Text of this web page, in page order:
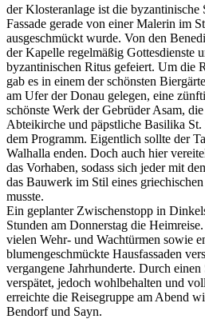
der Klosteranlage ist die
Fassade gerade von einer Malerin im
ausgeschmückt wurde. Von den
der Kapelle regelmäßig Gottesdienste
byzantinischen Ritus gefeiert. Um die
gab es in einem der schönsten
am Ufer der Donau gelegen, eine
schönste Werk der Gebrüder Asam,
Abteikirche und päpstliche Basilika St.
dem Programm. Eigentlich sollte der
Walhalla enden. Doch auch hier
das Vorhaben, sodass sich jeder mit
das Bauwerk im Stil eines
musste.
Ein geplanter Zwischenstopp in
Stunden am Donnerstag die
vielen Wehr- und Wachtürmen sowie
blumengeschmückte Hausfassaden
vergangene Jahrhunderte. Durch
verspätet, jedoch wohlbehalten und
erreichte die Reisegruppe am Abend
Bendorf und Sayn.